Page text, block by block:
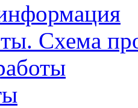
Схема